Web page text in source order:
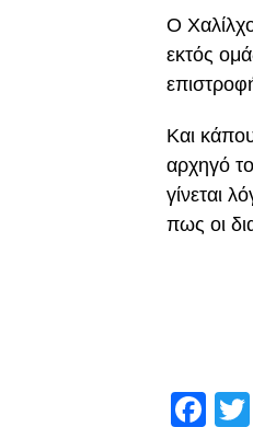
Ο
εκτός
Και
αρχηγό
γίνεται
πως οι